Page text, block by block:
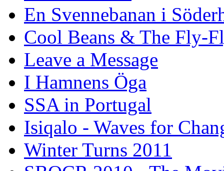
En Svennebanan i
Cool Beans & The Fly-
Leave a Message
I Hamnens Öga
SSA in Portugal
Isiqalo - Waves for
Winter Turns 2011